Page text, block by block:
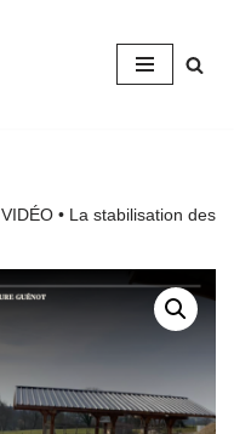
VIDÉO • La stabilisation des